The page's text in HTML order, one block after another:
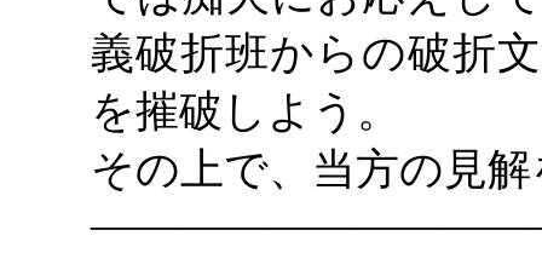
義破折班からの破折
を摧破しよう。
その上で、当方の見